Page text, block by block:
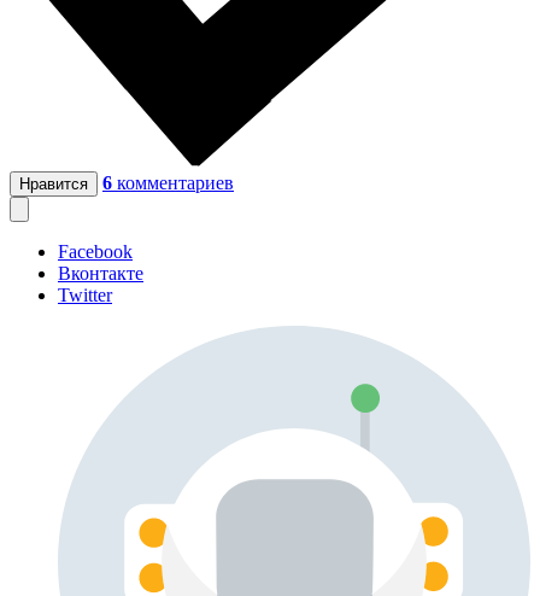
Нравится 6 комментариев
Facebook
Вконтакте
Twitter